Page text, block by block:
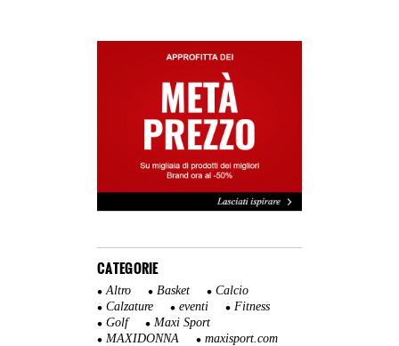
CATEGORIE
Altro Basket
Calcio
Calzature
eventi
Fitness
Golf
Maxi Sport
MAXIDONNA
maxisport.com